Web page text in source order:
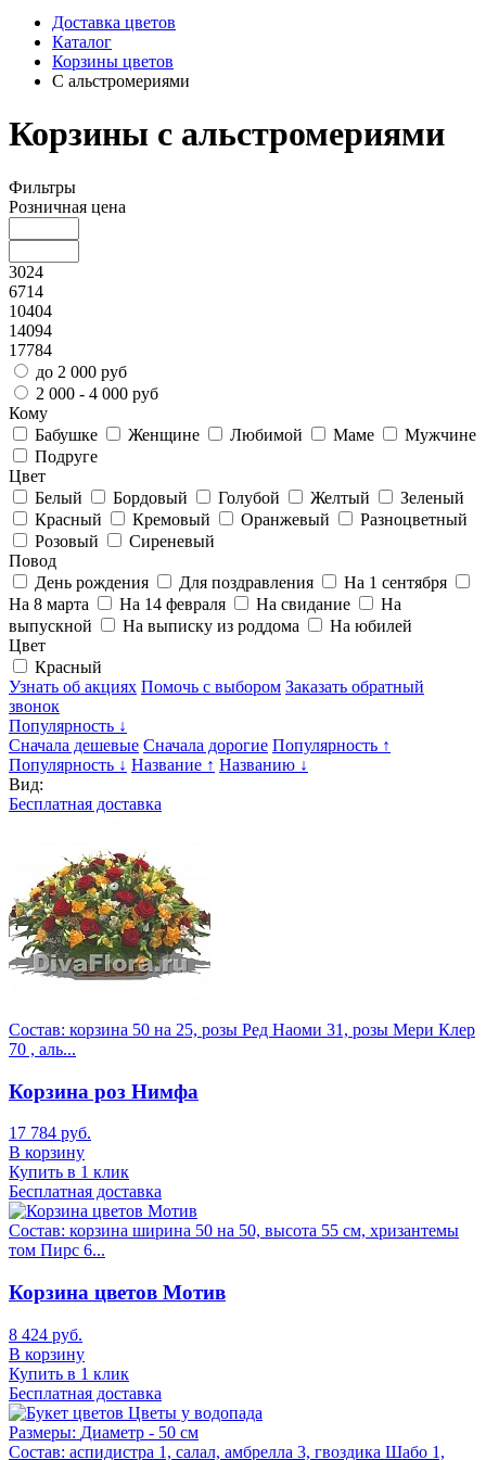
Доставка цветов
Каталог
Корзины цветов
С альстромериями
Корзины с альстромериями
Фильтры
Розничная цена
3024
6714
10404
14094
17784
до 2 000 руб
2 000 - 4 000 руб
Кому
Бабушке
Женщине Любимой Маме
Мужчине
Подруге
Цвет
Белый
Бордовый Голубой Желтый
Зеленый
Красный
Кремовый Оранжевый
Разноцветный
Розовый
Сиреневый
Повод
День рождения
Для поздравления
На 1 сентября
На 8 марта
На 14 февраля На свидание
На
выпускной
На выписку из роддома
На юбилей
Цвет
Красный
Узнать об акциях Помочь с выбором Заказать обратный
звонок
Популярность ↓
Сначала дешевые Сначала дорогие Популярность ↑
Популярность ↓ Название ↑ Названию ↓
Вид:
Бесплатная доставка
Состав: корзина 50 на 25, розы Ред Наоми 31, розы Мери Клер
70 , аль...
Корзина роз Нимфа
17 784 руб.
В корзину
Купить в 1 клик
Бесплатная доставка
Состав: корзина ширина 50 на 50, высота 55 см, хризантемы
том Пирс 6...
Корзина цветов Мотив
8 424 руб.
В корзину
Купить в 1 клик
Бесплатная доставка
Размеры: Диаметр - 50 см
Состав: аспидистра 1, салал, амбрелла 3, гвоздика Шабо 1,